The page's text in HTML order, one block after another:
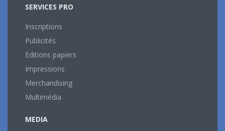
SERVICES PRO
Inscriptions
Publicités
Editions papiers
Impressions
Merchandising
Multimédia
MEDIA